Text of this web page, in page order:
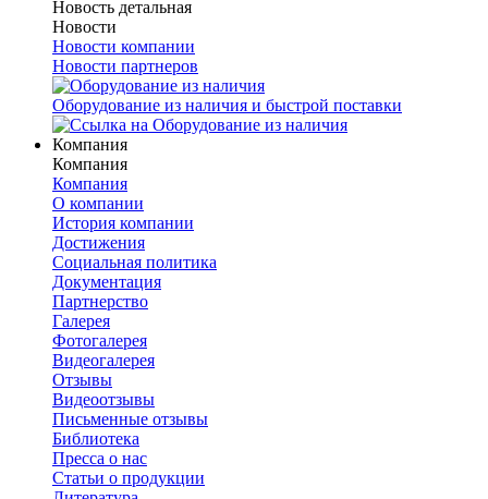
Новость детальная
Новости
Новости компании
Новости партнеров
Оборудование из наличия и быстрой поставки
Компания
Компания
Компания
О компании
История компании
Достижения
Социальная политика
Документация
Партнерство
Галерея
Фотогалерея
Видеогалерея
Отзывы
Видеоотзывы
Письменные отзывы
Библиотека
Пресса о нас
Статьи о продукции